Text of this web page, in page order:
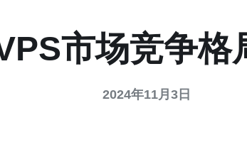
市场竞争格
2024年11月3日